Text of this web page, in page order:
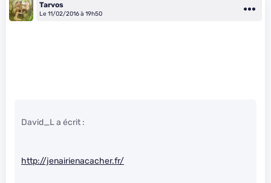
Tarvos
Le 11/02/2016 à 19h50
David_L a écrit :
http://jenairienacacher.fr/